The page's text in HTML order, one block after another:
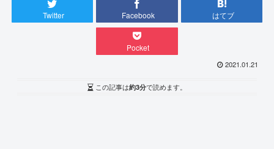
Twitter Facebook はてブ
Pocket
2021.01.21
この記事は約3分で読めます。